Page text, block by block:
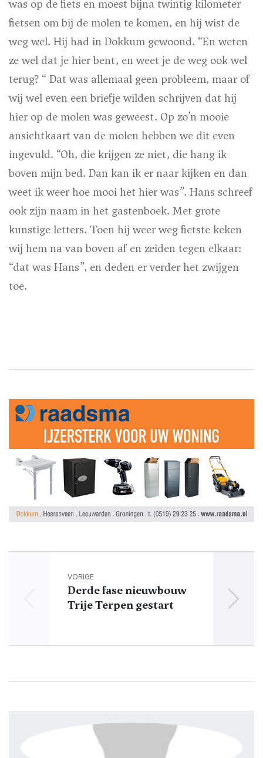
was op de fiets en moest bijna twintig kilometer
fietsen om bij de molen te komen, en hij wist de
weg wel. Hij had in Dokkum gewoond. “En weten
ze wel dat je hier bent, en weet je de weg ook wel
terug? “ Dat was allemaal geen probleem, maar of
wij wel even een briefje wilden schrijven dat hij
hier op de molen was geweest. Op zo’n mooie
ansichtkaart van de molen hebben we dit even
ingevuld. “Oh, die krijgen ze niet, die hang ik
boven mijn bed. Dan kan ik er naar kijken en dan
weet ik weer hoe mooi het hier was”. Hans schreef
ook zijn naam in het gastenboek. Met grote
kunstige letters. Toen hij weer weg fietste keken
wij hem na van boven af en zeiden tegen elkaar:
“dat was Hans”, en deden er verder het zwijgen
toe.
VORIGE
Derde fase nieuwbouw
Trije Terpen gestart